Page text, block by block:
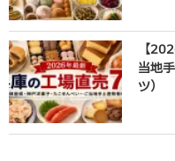
【
当地
ツ）